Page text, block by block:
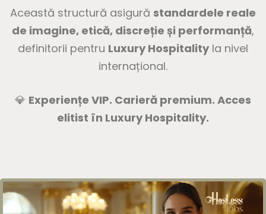
Această structură asigură standardele reale
de imagine, etică, discreție și performanță,
definitorii pentru Luxury Hospitality la nivel
internațional.
💎 Experiențe VIP. Carieră premium. Acces
elitist în Luxury Hospitality.